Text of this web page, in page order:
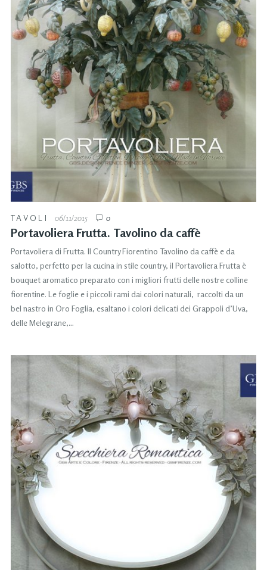
TAVOLI 06/11/2015 0
Portavoliera Frutta. Tavolino da caffè
Portavoliera di Frutta. Il Country Fiorentino Tavolino da caffè e da
salotto, perfetto per la cucina in stile country, il Portavoliera Frutta è
bouquet aromatico preparato con i migliori frutti delle nostre colline
fiorentine. Le foglie e i piccoli rami dai colori naturali, raccolti da un
bel nastro in Oro Foglia, esaltano i colori delicati dei Grappoli d’Uva,
delle Melegrane,…